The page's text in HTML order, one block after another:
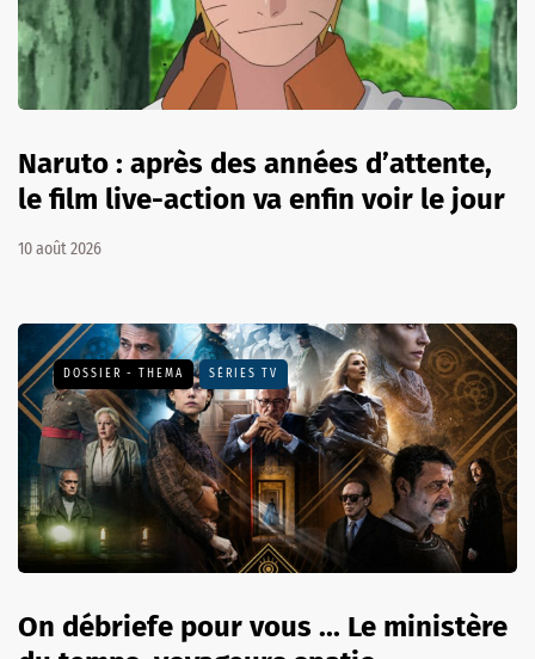
Naruto : après des années d’attente,
le film live-action va enfin voir le jour
10 août 2026
DOSSIER - THEMA SÉRIES TV
On débriefe pour vous ... Le ministère